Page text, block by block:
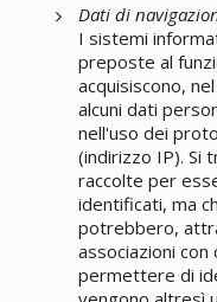
Dati di
I sistemi
preposte al
acquisiscono,
alcuni dati
nell'uso dei
(indirizzo IP). Si
raccolte per
identificati, ma
potrebbero,
associazioni
permettere di